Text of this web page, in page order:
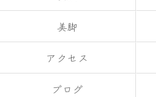
美脚
アクセス
ブログ